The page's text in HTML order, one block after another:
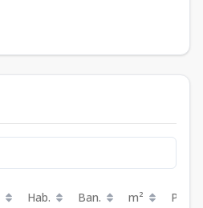
Hab. Ban. m² Precio